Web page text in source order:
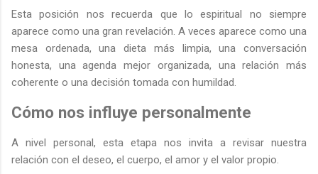
Esta posición nos recuerda que lo espiritual no siempre
aparece como una gran revelación. A veces aparece como una
mesa ordenada, una dieta más limpia, una conversación
honesta, una agenda mejor organizada, una relación más
coherente o una decisión tomada con humildad.
Cómo nos influye personalmente
A nivel personal, esta etapa nos invita a revisar nuestra
relación con el deseo, el cuerpo, el amor y el valor propio.